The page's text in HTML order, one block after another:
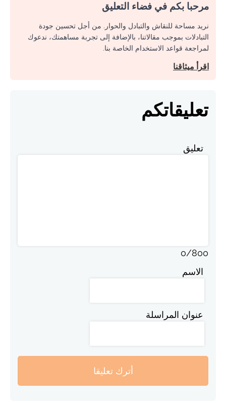
مرحبا بكم في فضاء التعليق
نريد مساحة للنقاش والتبادل والحوار. من أجل تحسين جودة
التبادلات بموجب مقالاتنا، بالإضافة إلى تجربة مساهمتك، ندعوك
لمراجعة قواعد الاستخدام الخاصة بنا.
اقرأ ميثاقنا
تعليقاتكم
تعليق
0/800
الاسم
عنوان المراسلة
أترك تعليقا